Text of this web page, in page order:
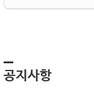
공지사항